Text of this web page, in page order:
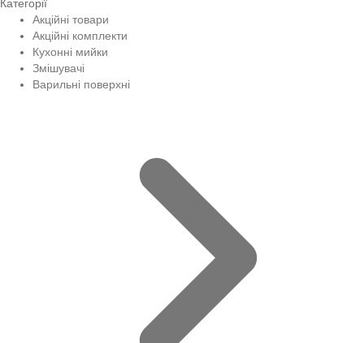
Категорії
Акційні товари
Акційні комплекти
Кухонні мийки
Змішувачі
Варильні поверхні